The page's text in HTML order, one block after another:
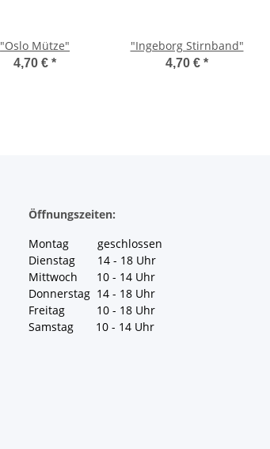
"Oslo Mütze"
4,70 € *
"Ingeborg Stirnband"
4,70 € *
Öffnungszeiten:
Montag geschlossen
Dienstag 14 - 18 Uhr
Mittwoch 10 - 14 Uhr
Donnerstag 14 - 18 Uhr
Freitag 10 - 18 Uhr
Samstag 10 - 14 Uhr